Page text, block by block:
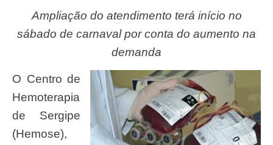
Ampliação do atendimento terá início no
sábado de carnaval por conta do aumento na
demanda
O Centro de
Hemoterapia
de Sergipe
(Hemose),